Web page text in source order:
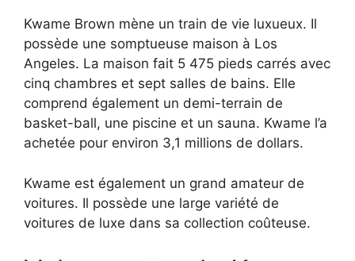
Kwame Brown mène un train de vie luxueux. Il
possède une somptueuse maison à Los
Angeles. La maison fait 5 475 pieds carrés avec
cinq chambres et sept salles de bains. Elle
comprend également un demi-terrain de
basket-ball, une piscine et un sauna. Kwame l’a
achetée pour environ 3,1 millions de dollars.
Kwame est également un grand amateur de
voitures. Il possède une large variété de
voitures de luxe dans sa collection coûteuse.